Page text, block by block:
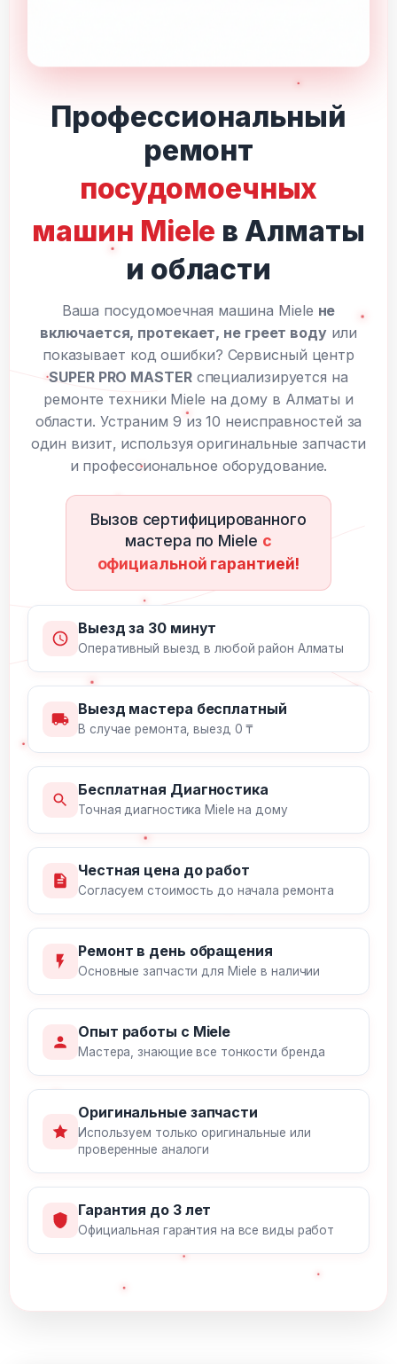
Профессиональный
ремонт
посудомоечных
машин Miele в Алматы
и области
Ваша посудомоечная машина Miele не
включается, протекает, не греет водуили
показывает код ошибки? Сервисный центр
SUPER PRO MASTERспециализируется на
ремонте техники Miele на дому в Алматы и
области. Устраним 9 из 10 неисправностей за
один визит, используя оригинальные запчасти
и профессиональное оборудование.
Вызов сертифицированного
мастера по Miele с
официальной гарантией!
Выезд за 30 минут
Оперативный выезд в любой район Алматы
Выезд мастера бесплатный
В случае ремонта, выезд 0 ₸
Бесплатная Диагностика
Точная диагностика Miele на дому
Честная цена до работ
Согласуем стоимость до начала ремонта
Ремонт в день обращения
Основные запчасти для Miele в наличии
Опыт работы с Miele
Мастера, знающие все тонкости бренда
Оригинальные запчасти
Используем только оригинальные или
проверенные аналоги
Гарантия до 3 лет
Официальная гарантия на все виды работ